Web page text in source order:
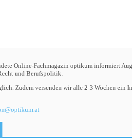
Online-Fachmagazin optikum informiert
und Berufspolitik.
Zudem versenden wir alle 2-3 Wochen ein